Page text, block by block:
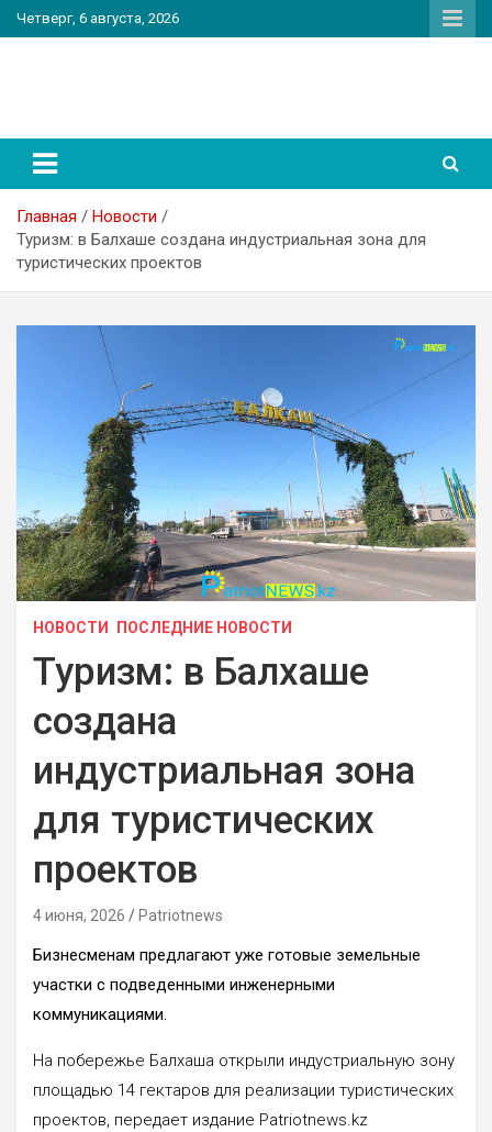
Перейти
к
Четверг, 6 августа, 2026
Главная
Новости
Туризм: в Балхаше создана индустриальная зона для
туристических проектов
НОВОСТИ ПОСЛЕДНИЕ НОВОСТИ
Туризм: в Балхаше
создана
индустриальная зона
для туристических
проектов
4 июня, 2026 Patriotnews
Бизнесменам предлагают уже готовые земельные
участки с подведенными инженерными
коммуникациями.
На побережье Балхаша открыли индустриальную зону
площадью 14 гектаров для реализации туристических
проектов, передает издание Patriotnews.kz